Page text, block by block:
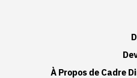
À Propos de Cadre